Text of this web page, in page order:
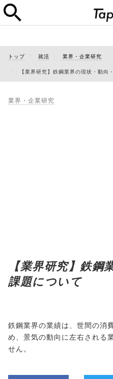
トップ 就活 業界・企業研究
【業界研究】鉄鋼業界の現状・動向
業界・企業研究
【業界研究】鉄鋼
課題について
鉄鋼業界の業績は、世間の消
め、景気の動向に左右される
せん。